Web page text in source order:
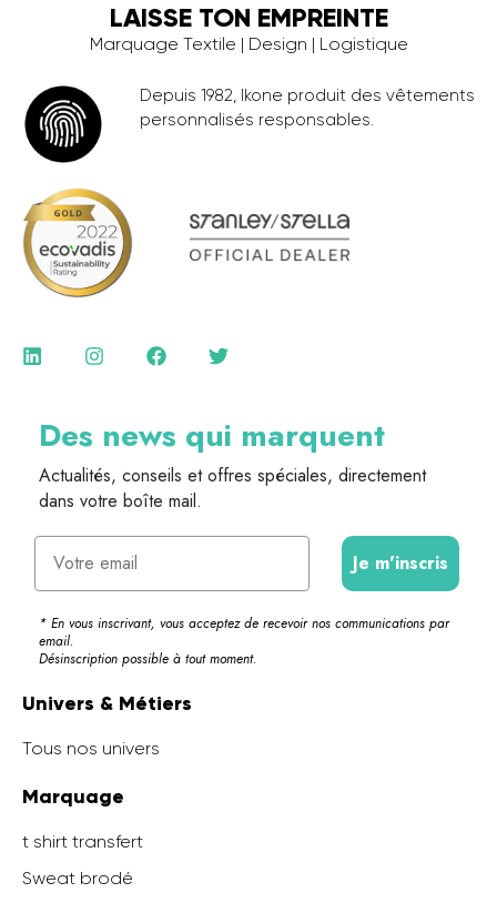
LAISSE TON EMPREINTE
Marquage Textile | Design | Logistique
Depuis 1982, Ikone produit des vêtements
personnalisés responsables.
Des news qui marquent
Actualités, conseils et offres spéciales, directement
dans votre boîte mail.
Email
Je m'inscris
* En vous inscrivant, vous acceptez de recevoir nos communications par
email.
Désinscription possible à tout moment.
Univers & Métiers
Tous nos univers
Marquage
t shirt transfert
Sweat brodé